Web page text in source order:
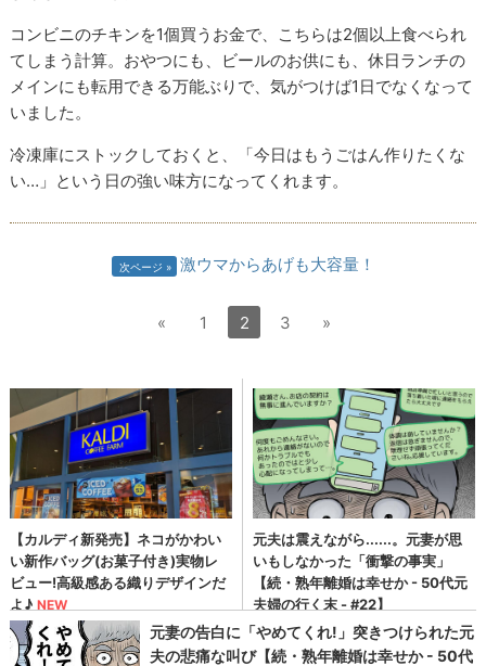
コンビニのチキンを1個買うお金で、こちらは2個以上食べられ
てしまう計算。おやつにも、ビールのお供にも、休日ランチの
メインにも転用できる万能ぶりで、気がつけば1日でなくなって
いました。
冷凍庫にストックしておくと、「今日はもうごはん作りたくな
い…」という日の強い味方になってくれます。
次ページ 激ウマからあげも大容量！
« 1 2 3 »